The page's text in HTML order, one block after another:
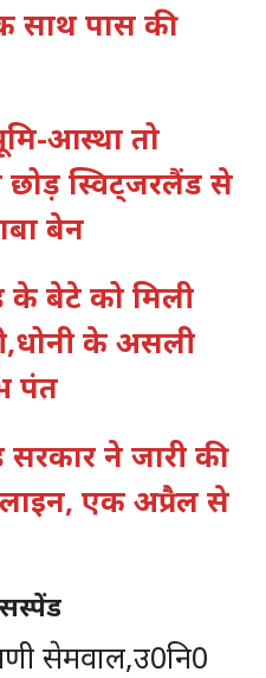
साथ पास की
आस्था तो
छोड़ स्विट्जरलैंड से
बेन
के बेटे को मिली
के असली
पंत
ने जारी की
एक अप्रैल से
सेमवाल,उ0नि0